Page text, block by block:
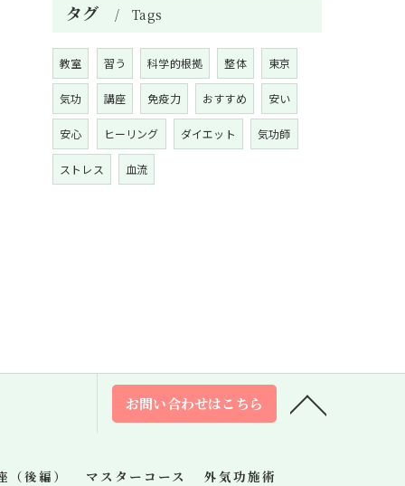
タグ Tags
教室 習う 科学的根拠 整体 東京
気功 講座 免疫力 おすすめ 安い
安心 ヒーリング ダイエット 気功師
ストレス 血流
お問い合わせはこちら
（後編） マスターコース
外気功施術